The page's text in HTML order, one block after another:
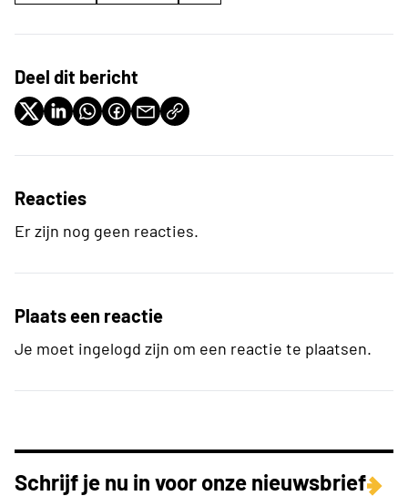
Deel dit bericht
Reacties
Er zijn nog geen reacties.
Plaats een reactie
Je moet ingelogd zijn om een reactie te plaatsen.
Schrijf je nu in voor onze nieuwsbrief